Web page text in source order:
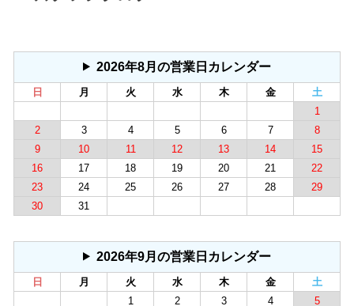
2026年8月の営業日カレンダー
日 月 火 水 木 金
土
1
2
3 4 5 6 7
8
9
10 11 12 13 14
15
16
17 18 19 20 21
22
23
24 25 26 27 28
29
30
31
2026年9月の営業日カレンダー
日 月 火 水 木 金
土
1
2 3 4
5